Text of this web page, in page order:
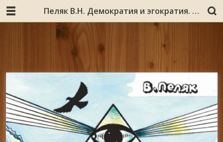
Пеляк В.Н. Демократия и эгократия. Кн. 2 / Владимир Пеляк. – Мурманск : [б.и.], [2014]. – 142,[1] с.